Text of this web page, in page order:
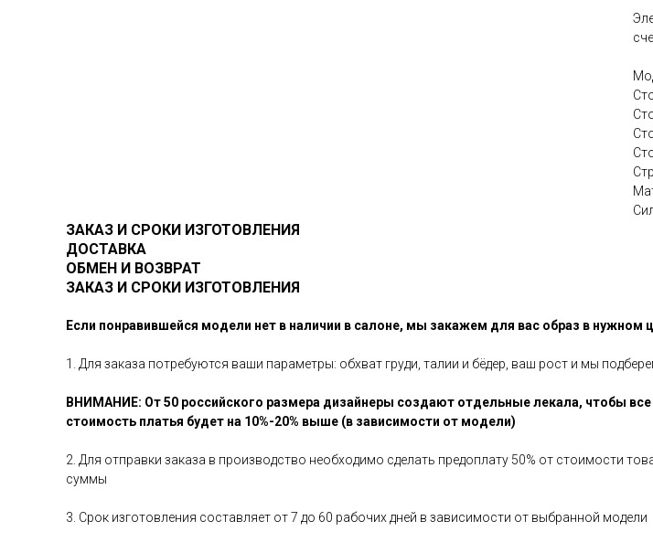
ЗАКАЗ И СРОКИ ИЗГОТОВЛЕНИЯ
ДОСТАВКА
ОБМЕН И ВОЗВРАТ
ЗАКАЗ И СРОКИ ИЗГОТОВЛЕНИЯ
Если понравившейся модели нет в наличии в салоне, мы закажем для вас образ в нужном
1. Для заказа потребуются ваши параметры: обхват груди, талии и бёдер, ваш рост и мы
ВНИМАНИЕ: От 50 российского размера дизайнеры создают отдельные лекала, чтобы
стоимость платья будет на 10%-20% выше (в зависимости от модели)
2. Для отправки заказа в производство необходимо сделать предоплату 50% от стоимости
суммы
3. Срок изготовления составляет от 7 до 60 рабочих дней в зависимости от выбранной модели